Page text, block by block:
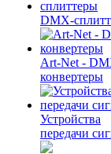
DMX-
Art-Net -
конвертеры
Устройства
передачи